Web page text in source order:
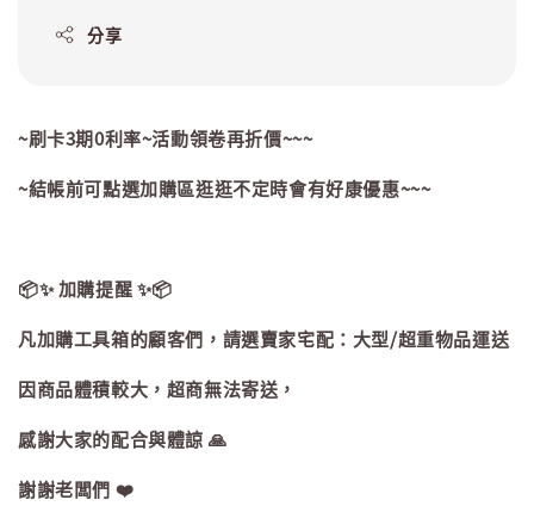
分享
~刷卡3期0利率~活動領卷再折價~~~
~結帳前可點選加購區逛逛不定時會有好康優惠~~~
📦✨ 加購提醒 ✨📦
凡加購工具箱的顧客們，請選賣家宅配：大型/超重物品運送
因商品體積較大，超商無法寄送，
感謝大家的配合與體諒 🙏
謝謝老闆們 ❤️